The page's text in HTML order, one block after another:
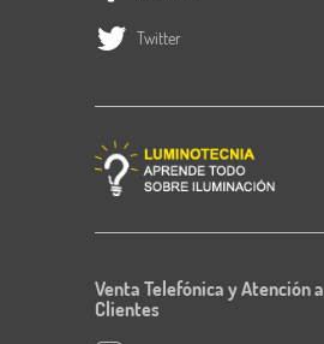
Twitter
Venta Telefónica y Atención a
Clientes